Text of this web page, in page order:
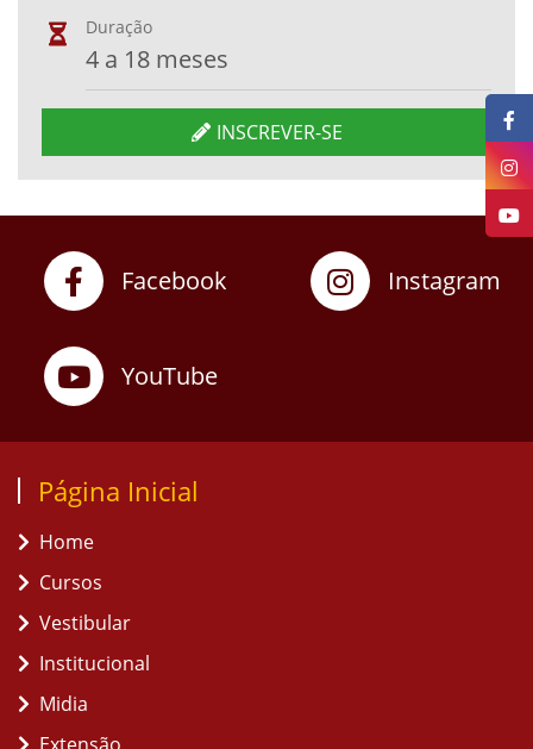
Duração
4 a 18 meses
INSCREVER-SE
Facebook Instagram
YouTube
Página Inicial
Home
Cursos
Vestibular
Institucional
Midia